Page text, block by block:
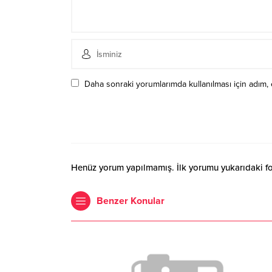
Daha sonraki yorumlarımda kullanılması için
Henüz yorum yapılmamış. İlk yorumu yukarıdaki
Benzer Konular